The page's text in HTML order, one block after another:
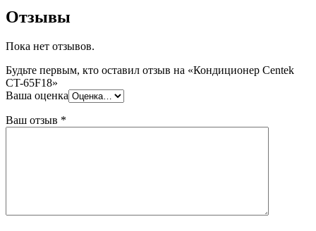
Отзывы
Пока нет отзывов.
Будьте первым, кто оставил отзыв на «Кондиционер Centek
CT-65F18»
Ваша оценка
Ваш отзыв *